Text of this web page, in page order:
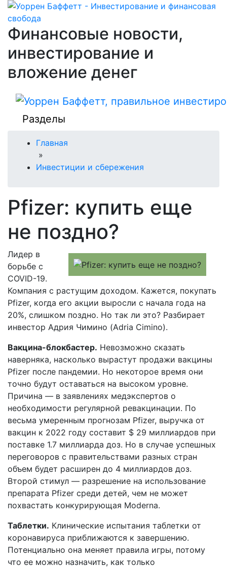
Финансовые новости,
инвестирование и
вложение денег
Разделы
Главная
»
Инвестиции и сбережения
Pfizer: купить еще
не поздно?
Лидер в
борьбе с
COVID-19.
Компания с растущим доходом. Кажется, покупать
Pfizer, когда его акции выросли с начала года на
20%, слишком поздно. Но так ли это? Разбирает
инвестор Адрия Чимино (Adria Cimino).
Вакцина-блокбастер. Невозможно сказать
наверняка, насколько вырастут продажи вакцины
Pfizer после пандемии. Но некоторое время они
точно будут оставаться на высоком уровне.
Причина — в заявлениях медэкспертов о
необходимости регулярной ревакцинации. По
весьма умеренным прогнозам Pfizer, выручка от
вакцин к 2022 году составит $ 29 миллиардов при
поставке 1.7 миллиарда доз. Но в случае успешных
переговоров с правительствами разных стран
объем будет расширен до 4 миллиардов доз.
Второй стимул — разрешение на использование
препарата Pfizer среди детей, чем не может
похвастать конкурирующая Moderna.
Таблетки. Клинические испытания таблетки от
коронавируса приближаются к завершению.
Потенциально она меняет правила игры, потому
что ее можно назначить, как только